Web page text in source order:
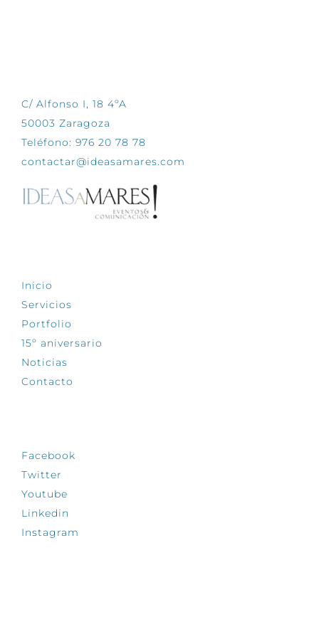
C/ Alfonso I, 18 4ºA
50003 Zaragoza
Teléfono: 976 20 78 78
contactar@ideasamares.com
Inicio
Servicios
Portfolio
15º aniversario
Noticias
Contacto
Facebook
Twitter
Youtube
Linkedin
Instagram